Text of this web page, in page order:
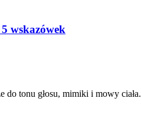
wskazówek
do tonu głosu, mimiki i mowy ciała.